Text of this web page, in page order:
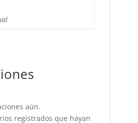
aún.
registrados que hayan